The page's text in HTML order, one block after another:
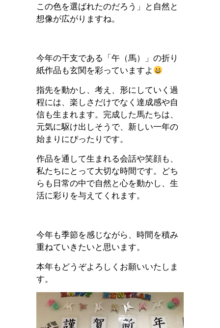
この色を選ばれたのだろう」と自然と
想像が広がりますね。
今年の干支である「午（馬）」の折り
紙作品も玄関を彩っていますよ
指先を動かし、考え、形にしていく過
程には、楽しさだけでなく達成感や自
信も生まれます。完成した馬たちは、
元気に駆け出しそうで、新しい一年の
始まりにぴったりです。
作品を通して生まれる会話や笑顔も、
私たちにとって大切な時間です。どち
らも日常の中で自然と心を動かし、生
活に彩りを与えてくれます。
今年も季節を感じながら、時間を積み
重ねていきたいと思います。
本年もどうぞよろしくお願いいたしま
す。